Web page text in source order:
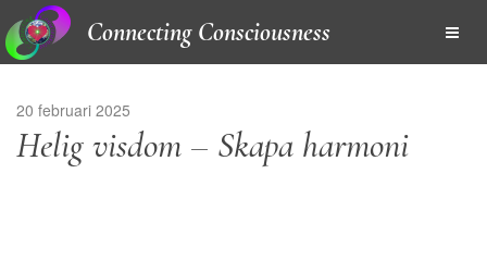
Connecting Consciousness
20 februari 2025
Helig visdom – Skapa harmoni